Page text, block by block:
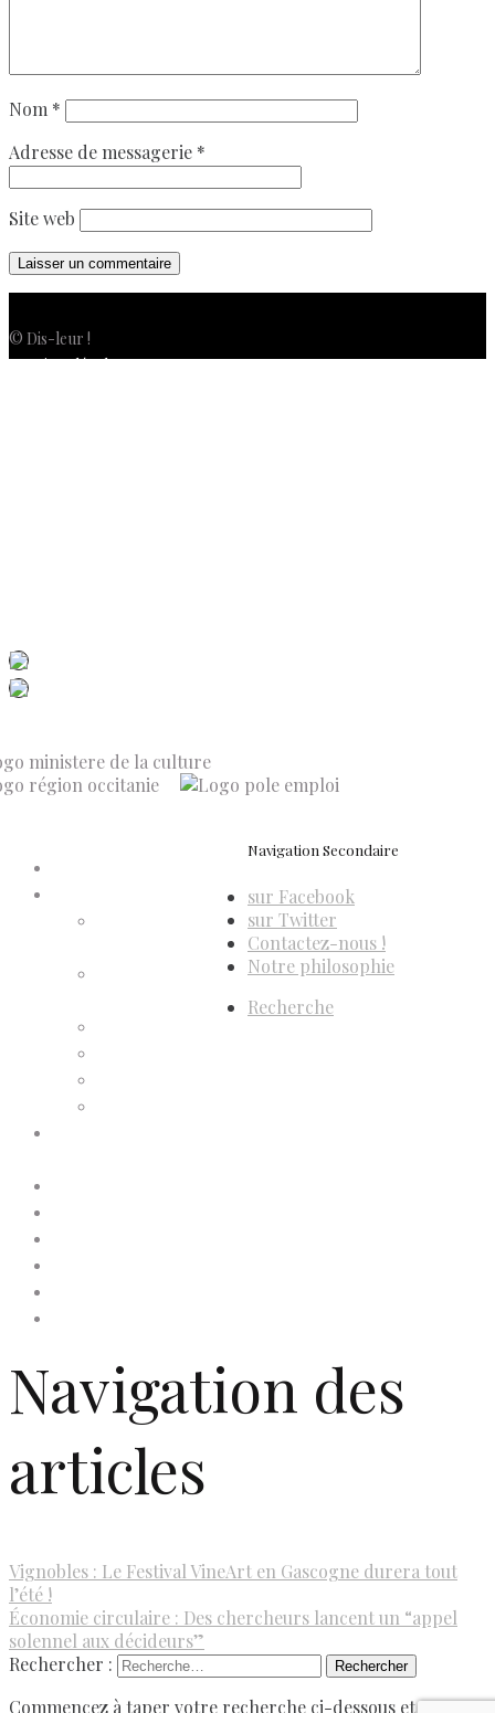
Nom *
Adresse de messagerie *
Site web
© Dis-leur !
Mentions légales
Navigation Secondaire
sur Facebook
sur Twitter
Contactez-nous !
Notre philosophie
Recherche
Navigation des
articles
Vignobles : Le Festival VineArt en Gascogne durera tout
l’été !
Économie circulaire : Des chercheurs lancent un “appel
solennel aux décideurs”
Rechercher :
Commencez à taper votre recherche ci-dessous et